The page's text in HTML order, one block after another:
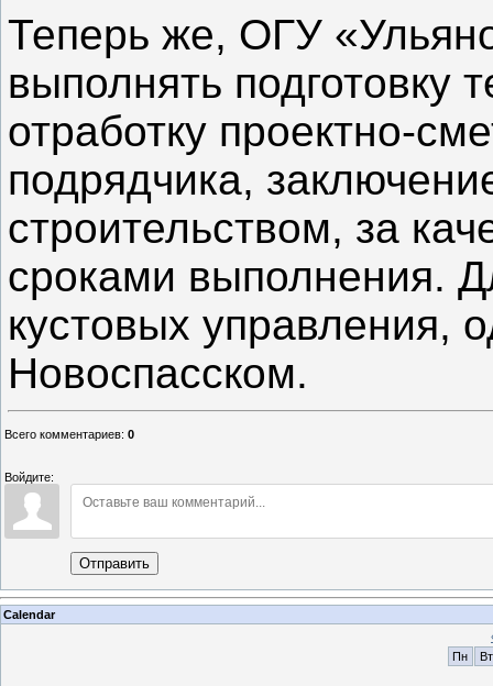
Теперь же, ОГУ
выполнять подготовку
отработку проектно-
подрядчика,
строительством, за
сроками выполнения.
кустовых управления,
Новоспасском.
Всего комментариев: 0
Войдите:
Отправить
Calendar
Пн
Вт